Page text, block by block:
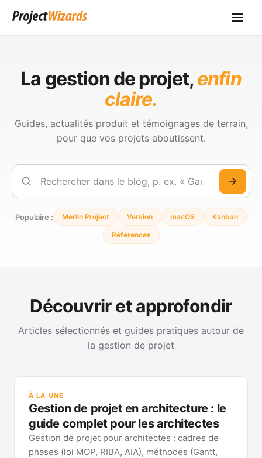
La gestion de projet,enfin
claire.
Guides, actualités produit et témoignages de terrain,
pour que vos projets aboutissent.
Rechercher
Populaire : Merlin Project Version macOS Kanban
Références
Découvrir et approfondir
Articles sélectionnés et guides pratiques autour de
la gestion de projet
À LA UNE
Gestion de projet en architecture : le
guide complet pour les architectes
Gestion de projet pour architectes : cadres de
phases (loi MOP, RIBA, AIA), méthodes (Gantt,